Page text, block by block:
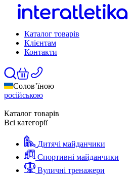
Каталог товарів
Клієнтам
Контакти
Солов’їною
російською
Каталог товарів
Всі категорії
Дитячі майданчики
Спортивні майданчики
Вуличні тренажери